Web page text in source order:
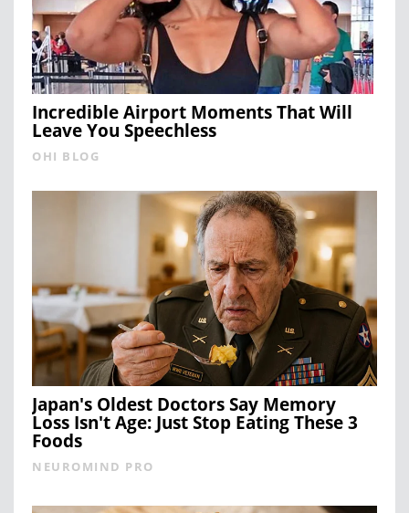
Incredible Airport Moments That Will
Leave You Speechless
OHI BLOG
Japan's Oldest Doctors Say Memory
Loss Isn't Age: Just Stop Eating These 3
Foods
NEUROMIND PRO